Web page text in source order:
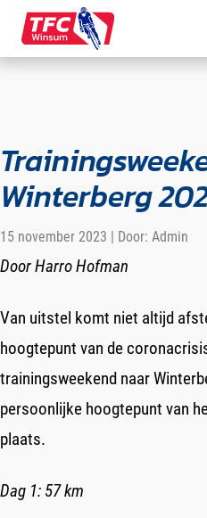
De
Het
Eigen
Winterberg
15 november 2023 | Door: Admin
Door Harro Hofman
Van uitstel komt niet altijd
hoogtepunt van de
trainingsweekend naar
persoonlijke hoogtepunt van
plaats.
Dag 1: 57 km